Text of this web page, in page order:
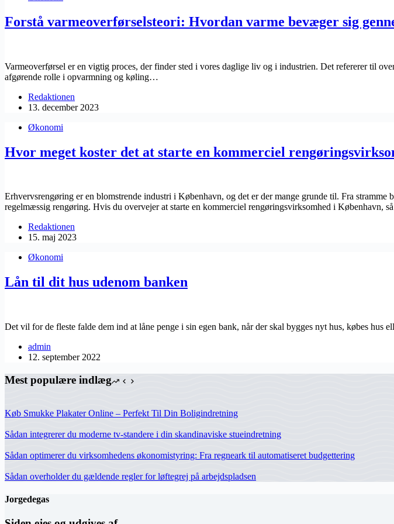
Forstå varmeoverførselsteori: Hvordan varme bevæger sig
Varmeoverførsel er en vigtig proces, der finder sted i vores daglige liv og i industrien. Det refererer til
afgørende rolle i opvarmning og køling…
Redaktionen
13. december 2023
Økonomi
Hvor meget koster det at starte en kommerciel
Erhvervsrengøring er en blomstrende industri i København, og det er der mange grunde til. Fra
regelmæssig rengøring. Hvis du overvejer at starte en kommerciel rengøringsvirksomhed i København,
Redaktionen
15. maj 2023
Økonomi
Lån til dit hus udenom banken
Det vil for de fleste falde dem ind at låne penge i sin egen bank, når der skal bygges nyt hus, købes
admin
12. september 2022
Mest populære indlæg
Køb Smukke Plakater Online – Perfekt Til Din Boligindretning
Sådan integrerer du moderne tv-standere i din skandinaviske stueindretning
Sådan optimerer du virksomhedens økonomistyring: Fra regneark til automatiseret budgettering
Sådan overholder du gældende regler for løftegrej på arbejdspladsen
Jorgedegas